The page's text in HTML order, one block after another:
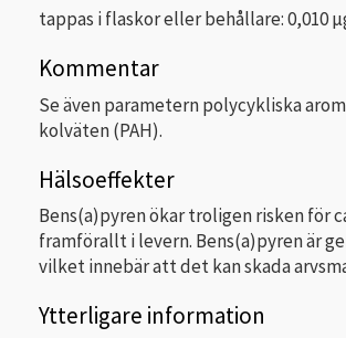
tappas i flaskor eller behållare: 0,010
Kommentar
Se även parametern polycykliska
kolväten (PAH).
Hälsoeffekter
Bens(a)pyren ökar troligen risken för
framförallt i levern. Bens(a)pyren är
vilket innebär att det kan skada
Ytterligare information